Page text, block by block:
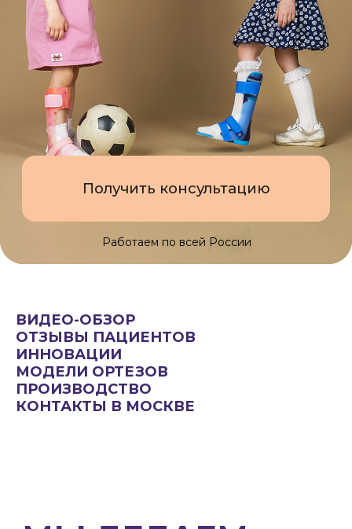
Работаем по всей России
ВИДЕО-ОБЗОР
ОТЗЫВЫ ПАЦИЕНТОВ
ИННОВАЦИИ
МОДЕЛИ ОРТЕЗОВ
ПРОИЗВОДСТВО
КОНТАКТЫ В МОСКВЕ
МОЖНО ХОДИТЬ
МЫ ДЕЛАЕМ
ОРТЕЗЫ,